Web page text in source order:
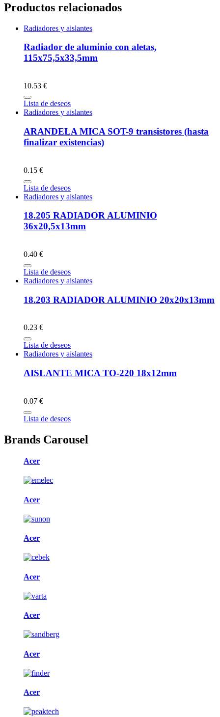
Productos relacionados
Radiadores y aislantes
Radiador de aluminio con aletas,
115x75,5x33,5mm
10.53 €
Lista de deseos
Radiadores y aislantes
ARANDELA MICA SOT-9 transistores (hasta
finalizar existencias)
0.15 €
Lista de deseos
Radiadores y aislantes
18.205 RADIADOR ALUMINIO
36x20,5x13mm
0.40 €
Lista de deseos
Radiadores y aislantes
18.203 RADIADOR ALUMINIO 20x20x13mm
0.23 €
Lista de deseos
Radiadores y aislantes
AISLANTE MICA TO-220 18x12mm
0.07 €
Lista de deseos
Brands Carousel
Acer
Acer
Acer
Acer
Acer
Acer
Acer